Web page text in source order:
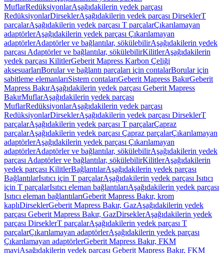
MuflarRedüksiyonlarAşağıdakilerin yedek parçası
RedüksiyonlarDirseklerAşağıdakilerin yedek parçası DirseklerT
parçalarAşağıdakilerin yedek parçası T parçalarÇıkarılamayan
adaptörlerAşağıdakilerin yedek parçası Çıkarılamayan
adaptörlerAdaptörler ve bağlantılar, sökülebilirAşağıdakilerin yedek
parçası Adaptörler ve bağlantılar, sökülebilirKilitlerAşağıdakilerin
yedek parçası KilitlerGeberit Mapress Karbon Çeliği
aksesuarlarıBorular ve bağlantı parçaları için contalarBorular için
sabitleme elemanlarıSistem contalarıGeberit Mapress BakırGeberit
Mapress BakırAşağıdakilerin yedek parçası Geberit Mapress
BakırMuflarAşağıdakilerin yedek parçası
MuflarRedüksiyonlarAşağıdakilerin yedek parçası
RedüksiyonlarDirseklerAşağıdakilerin yedek parçası DirseklerT
parçalarAşağıdakilerin yedek parçası T parçalarÇapraz
parçalarAşağıdakilerin yedek parçası Çapraz parçalarÇıkarılamayan
adaptörlerAşağıdakilerin yedek parçası Çıkarılamayan
adaptörlerAdaptörler ve bağlantılar, sökülebilirAşağıdakilerin yedek
parçası Adaptörler ve bağlantılar, sökülebilirKilitlerAşağıdakilerin
yedek parçası KilitlerBağlantılarAşağıdakilerin yedek parçası
BağlantılarIsıtıcı için T parçalarAşağıdakilerin yedek parçası Isıtıcı
için T parçalarIsıtıcı eleman bağlantılarıAşağıdakilerin yedek parçası
Isıtıcı eleman bağlantılarıGeberit Mapress Bakır, krom
kaplıDirseklerGeberit Mapress Bakır, GazAşağıdakilerin yedek
parçası Geberit Mapress Bakır, GazDirseklerAşağıdakilerin yedek
parçası DirseklerT parçalarAşağıdakilerin yedek parçası T
parçalarÇıkarılamayan adaptörlerAşağıdakilerin yedek parçası
Çıkarılamayan adaptörlerGeberit Mapress Bakır, FKM
maviAşağıdakilerin yedek parçası Geberit Mapress Bakır, FKM